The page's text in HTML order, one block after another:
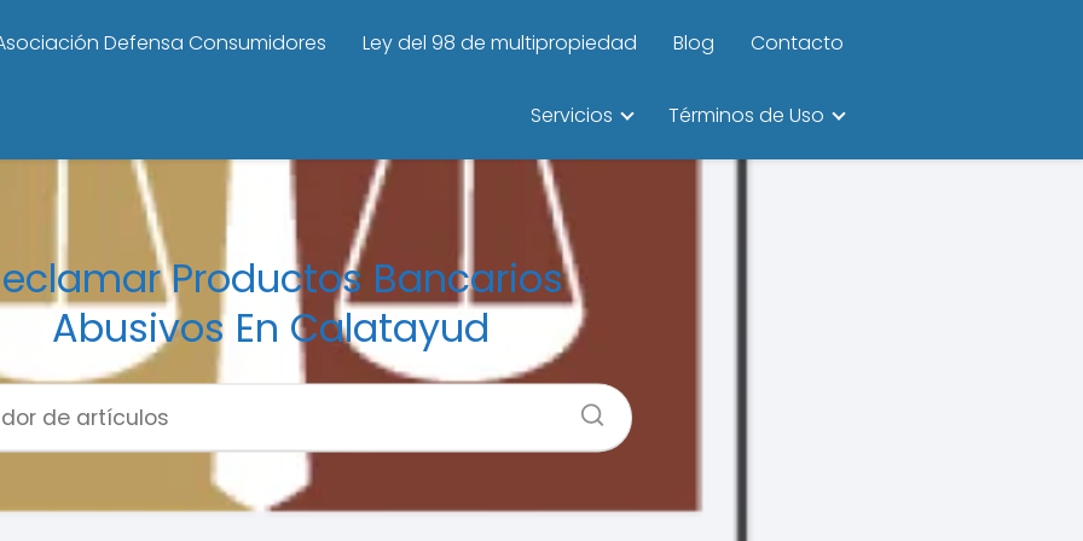
Defensa Consumidores Ley del 98 de multipropiedad Blog Contacto
Servicios Términos de Uso
Productos Bancarios
Abusivos En Calatayud